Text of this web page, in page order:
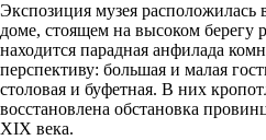
Экспозиция музея
доме, стоящем на высоком
находится парадная анфилада
перспективу: большая и малая
столовая и буфетная. В них
восстановлена обстановка
XIX века.